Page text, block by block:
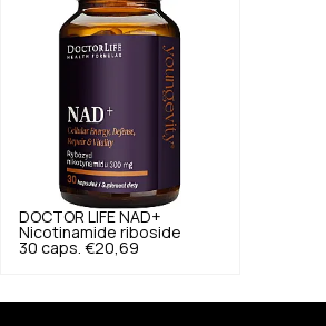
DOCTOR LIFE NAD+
Nicotinamide riboside
30 caps. €20,69